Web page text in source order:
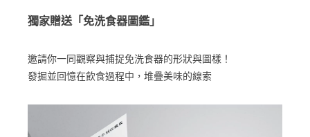
獨家贈送「免洗食器圖鑑」
邀請你一同觀察與捕捉免洗食器的形狀與圖樣！
發掘並回憶在飲食過程中，堆疊美味的線索